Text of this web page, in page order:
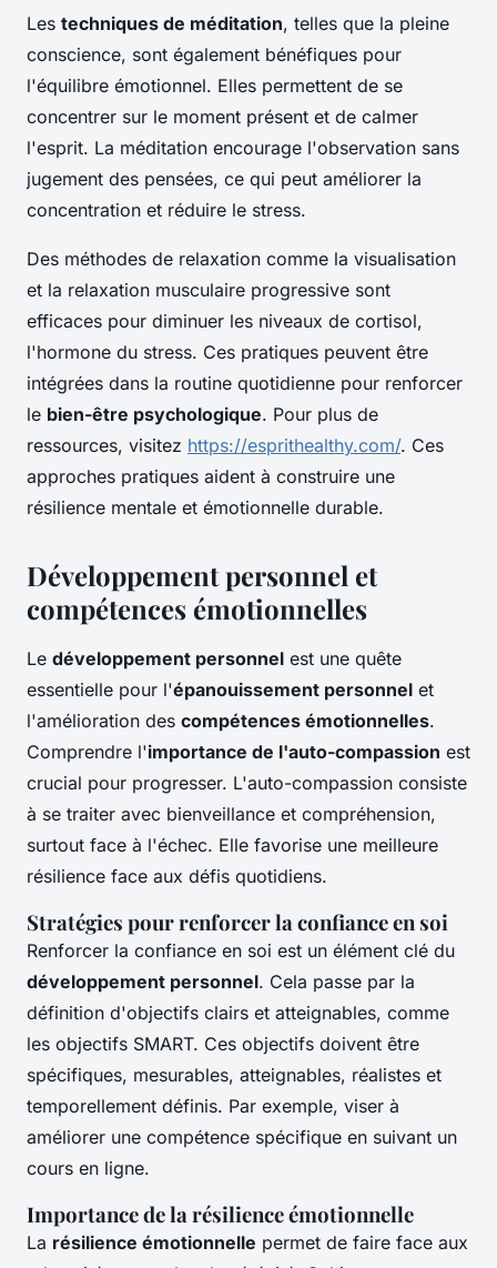
Les techniques de méditation, telles que la pleine
conscience, sont également bénéfiques pour
l'équilibre émotionnel. Elles permettent de se
concentrer sur le moment présent et de calmer
l'esprit. La méditation encourage l'observation sans
jugement des pensées, ce qui peut améliorer la
concentration et réduire le stress.
Des méthodes de relaxation comme la visualisation
et la relaxation musculaire progressive sont
efficaces pour diminuer les niveaux de cortisol,
l'hormone du stress. Ces pratiques peuvent être
intégrées dans la routine quotidienne pour renforcer
le bien-être psychologique. Pour plus de
ressources, visitez https://esprithealthy.com/. Ces
approches pratiques aident à construire une
résilience mentale et émotionnelle durable.
Développement personnel et
compétences émotionnelles
Le développement personnel est une quête
essentielle pour l'épanouissement personnel et
l'amélioration des compétences émotionnelles.
Comprendre l'importance de l'auto-compassion est
crucial pour progresser. L'auto-compassion consiste
à se traiter avec bienveillance et compréhension,
surtout face à l'échec. Elle favorise une meilleure
résilience face aux défis quotidiens.
Stratégies pour renforcer la confiance en soi
Renforcer la confiance en soi est un élément clé du
développement personnel. Cela passe par la
définition d'objectifs clairs et atteignables, comme
les objectifs SMART. Ces objectifs doivent être
spécifiques, mesurables, atteignables, réalistes et
temporellement définis. Par exemple, viser à
améliorer une compétence spécifique en suivant un
cours en ligne.
Importance de la résilience émotionnelle
La résilience émotionnelle permet de faire face aux